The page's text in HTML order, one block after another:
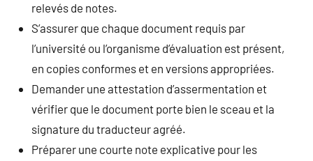
relevés de notes.
S’assurer que chaque document requis par
l’université ou l’organisme d’évaluation est présent,
en copies conformes et en versions appropriées.
Demander une attestation d’assermentation et
vérifier que le document porte bien le sceau et la
signature du traducteur agréé.
Préparer une courte note explicative pour les